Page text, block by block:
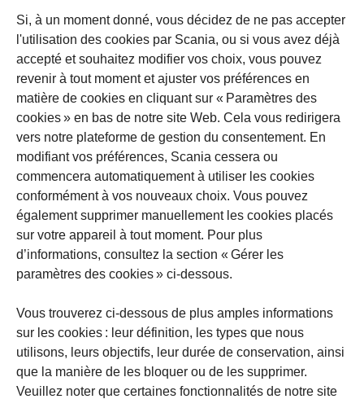
Si, à un moment donné, vous décidez de ne pas accepter
l'utilisation des cookies par Scania, ou si vous avez déjà
accepté et souhaitez modifier vos choix, vous pouvez
revenir à tout moment et ajuster vos préférences en
matière de cookies en cliquant sur « Paramètres des
cookies » en bas de notre site Web. Cela vous redirigera
vers notre plateforme de gestion du consentement. En
modifiant vos préférences, Scania cessera ou
commencera automatiquement à utiliser les cookies
conformément à vos nouveaux choix. Vous pouvez
également supprimer manuellement les cookies placés
sur votre appareil à tout moment. Pour plus
d’informations, consultez la section « Gérer les
paramètres des cookies » ci-dessous.
Vous trouverez ci-dessous de plus amples informations
sur les cookies : leur définition, les types que nous
utilisons, leurs objectifs, leur durée de conservation, ainsi
que la manière de les bloquer ou de les supprimer.
Veuillez noter que certaines fonctionnalités de notre site